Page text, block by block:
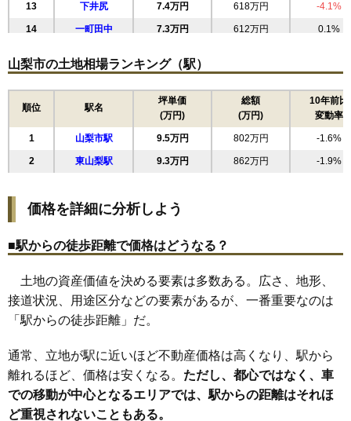
13 下井尻 7.4万円 618万円 -4.1%
14 一町田中 7.3万円 612万円 0.1%
16 東後屋敷 7.2万円 788万円 1.4%
6.9万円 571万円 -7.3%
6.4万円 787万円 -1.5%
19 南 6.1万円 551万円 -3.7%
20 牧丘町窪平 6.0万円 450万円 3.5%
22 大野 5.1万円
24 大工 4.1万円 475万円 -2.2%
25 上栗原 3.9万円 248万円 -9.0%
26 鴨居寺 3.4万円 650万円 -4.7%
27 牧丘町室伏
28 市川 2.2万円 228万円 -15.1%
29 牧丘町隼 1.8万円 380万円 -7.8%
30 牧丘町杣口 1.5万円 164万円 -21.6%
31 牧丘町西保下 1.5万円
山梨市の土地相場ランキング（駅）
順位 駅名
坪単価
(万円)
総額
(万円)
10年前比
変動率
1 山梨市駅 9.5万円 802万円 -1.6%
2 東山梨駅 9.3万円 862万円 -1.9%
価格を詳細に分析しよう
■駅からの徒歩距離で価格はどうなる？
土地の資産価値を決める要素は多数ある。広さ、地形、
接道状況、用途区分などの要素があるが、一番重要なのは
「駅からの徒歩距離」だ。
通常、立地が駅に近いほど不動産価格は高くなり、駅から
離れるほど、価格は安くなる。 ただし、都心ではなく、車
での移動が中心となるエリアでは、駅からの距離はそれほ
ど重視されないこともある。